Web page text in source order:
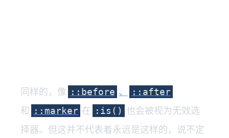
同样的，像 ::before 、 ::after
和 ::marker 在 :is() 也会被视为无效选
择器。但这并不代表着永远是这样的，说不定